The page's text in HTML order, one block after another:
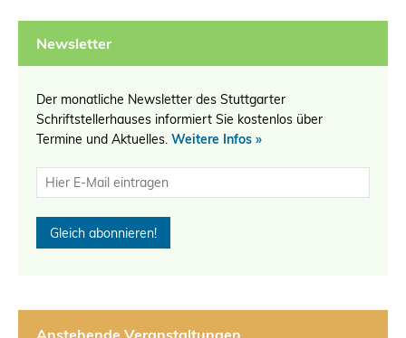
Newsletter
Der monatliche Newsletter des Stuttgarter
Schriftstellerhauses informiert Sie kostenlos über
Termine und Aktuelles. Weitere Infos »